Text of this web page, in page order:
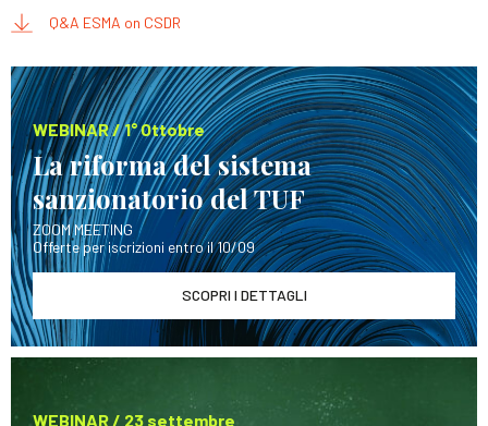
Q&A ESMA on CSDR
WEBINAR / 1° Ottobre
La riforma del sistema
sanzionatorio del TUF
ZOOM MEETING
Offerte per iscrizioni entro il 10/09
SCOPRI I DETTAGLI
WEBINAR / 23 settembre